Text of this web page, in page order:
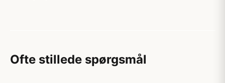
Ofte stillede spørgsmål